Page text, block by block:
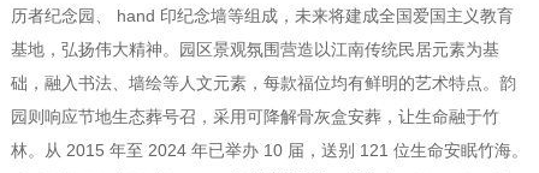
历者纪念园、 hand 印纪念墙等组成，未来将建成全国爱国主义教育
基地，弘扬伟大精神。园区景观氛围营造以江南传统民居元素为基
础，融入书法、墙绘等人文元素，每款福位均有鲜明的艺术特点。韵
园则响应节地生态葬号召，采用可降解骨灰盒安葬，让生命融于竹
林。从 2015 年至 2024 年已举办 10 届，送别 121 位生命安眠竹海。